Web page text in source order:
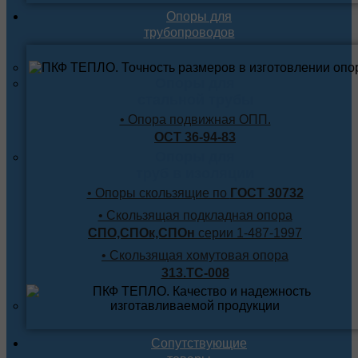
Опоры для
трубопроводов
• Опора подвижная ОПП.
ОСТ 36-94-83
• Опоры скользящие по ГОСТ 30732
• Скользящая подкладная опора
СПО,СПОк,СПОн серии 1-487-1997
• Скользящая хомутовая опора
313.ТС-008
Сопутствующие